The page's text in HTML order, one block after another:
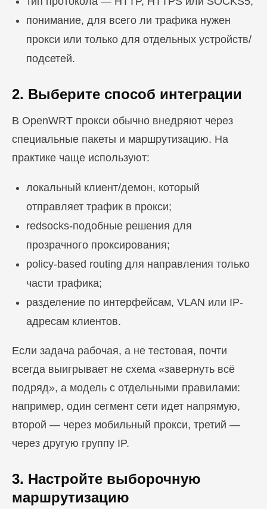
понимание, для всего ли трафика нужен
прокси или только для отдельных устройств/
подсетей.
2. Выберите способ интеграции
В OpenWRT прокси обычно внедряют через
специальные пакеты и маршрутизацию. На
практике чаще используют:
локальный клиент/демон, который
отправляет трафик в прокси;
redsocks-подобные решения для
прозрачного проксирования;
policy-based routing для направления только
части трафика;
разделение по интерфейсам, VLAN или IP-
адресам клиентов.
Если задача рабочая, а не тестовая, почти
всегда выигрывает не схема «завернуть всё
подряд», а модель с отдельными правилами:
например, один сегмент сети идет напрямую,
второй — через мобильный прокси, третий —
через другую группу IP.
3. Настройте выборочную
маршрутизацию